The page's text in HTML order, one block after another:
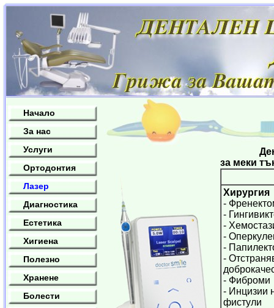
Начало
За нас
Услуги
Ортодонтия
Лазер
Диагностика
Естетика
Хигиена
Полезно
Хранене
Болести
за меки
Хирургия
-
-
-
-
-
-
- Фиброми
- Инцизии
фистули